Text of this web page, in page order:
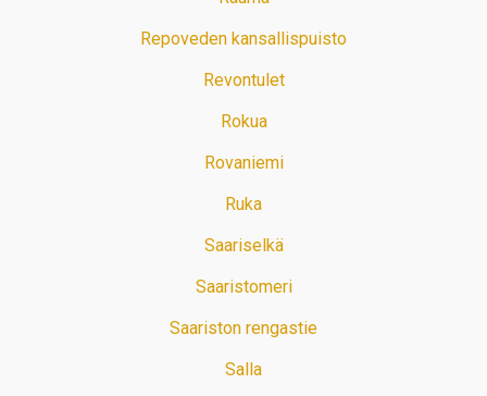
Repoveden kansallispuisto
Revontulet
Rokua
Rovaniemi
Ruka
Saariselkä
Saaristomeri
Saariston rengastie
Salla